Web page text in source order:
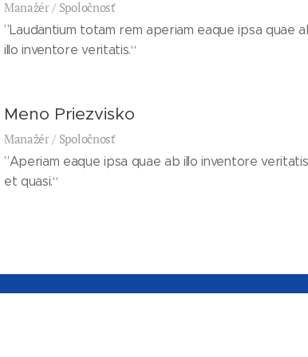
Manažér / Spoločnosť
”Laudantium totam rem aperiam eaque ipsa quae
illo inventore veritatis.“
Meno Priezvisko
Manažér / Spoločnosť
”Aperiam eaque ipsa quae ab illo inventore veritatis
et quasi.“